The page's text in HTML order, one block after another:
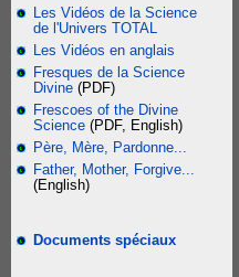
Les Vidéos de la Science
de l'Univers TOTAL
Les Vidéos en anglais
Fresques de la Science
Divine (PDF)
Frescoes of the Divine
Science (PDF, English)
Père, Mère, Pardonne...
Father, Mother, Forgive...
(English)
Documents spéciaux